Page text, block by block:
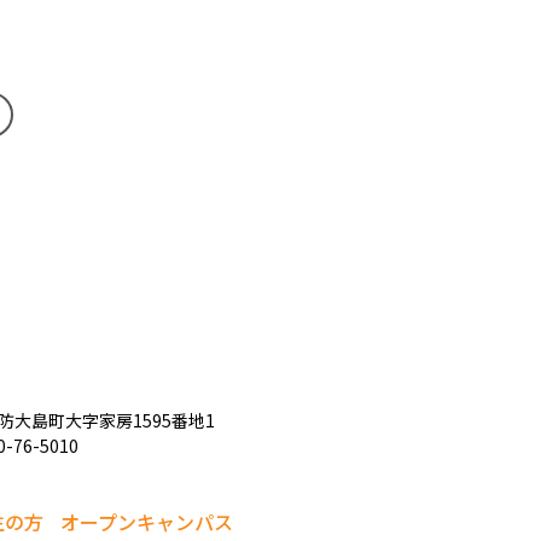
大島町大字家房1595番地1
76-5010
方 オープンキャンパス